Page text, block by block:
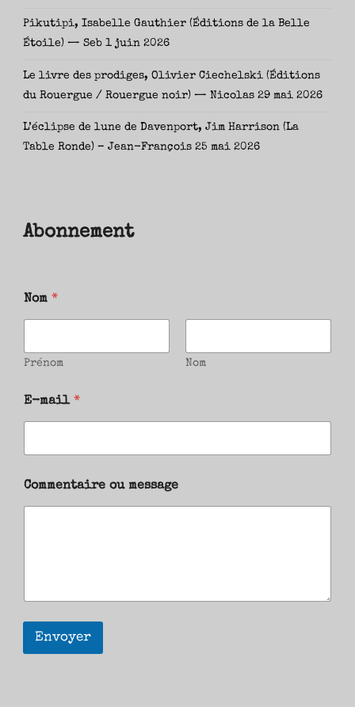
Pikutipi, Isabelle Gauthier (Éditions de la Belle
Étoile) — Seb 1 juin 2026
Le livre des prodiges, Olivier Ciechelski (Éditions
du Rouergue / Rouergue noir) — Nicolas 29 mai 2026
L’éclipse de lune de Davenport, Jim Harrison (La
Table Ronde) – Jean-François 25 mai 2026
Abonnement
Nom *
Prénom Nom
E-mail *
Commentaire ou message
Envoyer